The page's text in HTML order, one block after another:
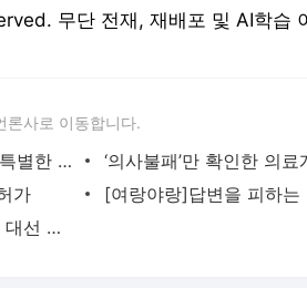
무단 전재, 재배포 및 AI학습
론사로 이동합니다.
[현장 카메라]‘방음벽 충돌 막아라’ 특별한 실험
‘의사불패’만 확인한 의료
가
[나는 후보다]김동연 더불어민주당 대선 경선 후보